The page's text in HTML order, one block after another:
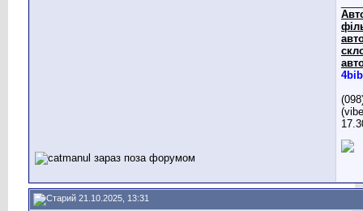
21.10.2025, 13:31